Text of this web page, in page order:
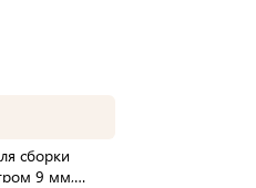
сборки
9 мм,